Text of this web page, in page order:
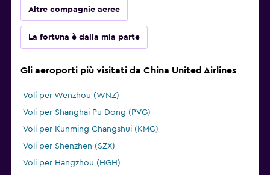
Altre compagnie aeree
La fortuna è dalla mia parte
Gli aeroporti più visitati da China United Airlines
Voli per Wenzhou (WNZ)
Voli per Shanghai Pu Dong (PVG)
Voli per Kunming Changshui (KMG)
Voli per Shenzhen (SZX)
Voli per Hangzhou (HGH)